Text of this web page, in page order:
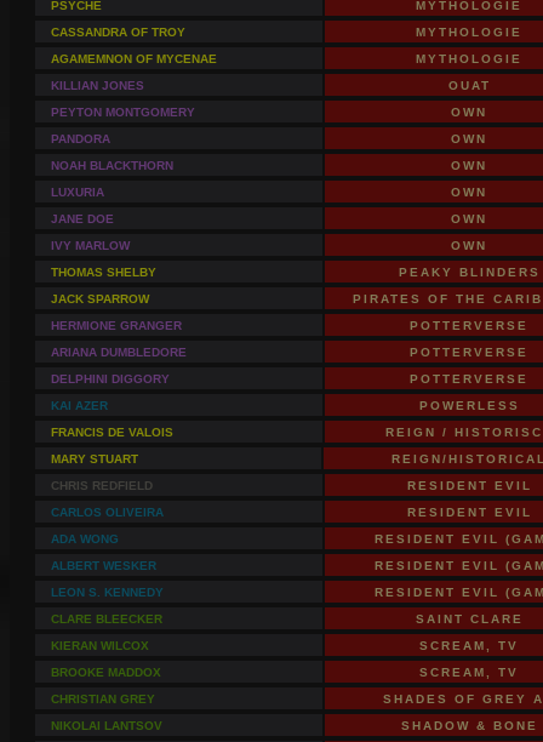
PSYCHE
MYTHOLOGIE
CASSANDRA OF TROY
MYTHOLOGIE
AGAMEMNON OF MYCENAE
MYTHOLOGIE
KILLIAN JONES
OUAT
PEYTON MONTGOMERY
OWN
PANDORA
OWN
NOAH BLACKTHORN
OWN
LUXURIA
OWN
JANE DOE
OWN
IVY MARLOW
OWN
THOMAS SHELBY
PEAKY BLINDERS
JACK SPARROW
PIRATES OF THE
HERMIONE GRANGER
POTTERVERSE
ARIANA DUMBLEDORE
POTTERVERSE
DELPHINI DIGGORY
POTTERVERSE
KAI AZER
POWERLESS
FRANCIS DE VALOIS
REIGN /
MARY STUART
REIGN/
CHRIS REDFIELD
RESIDENT EVIL
CARLOS OLIVEIRA
RESIDENT EVIL
ADA WONG
RESIDENT EVIL
ALBERT WESKER
RESIDENT EVIL
LEON S. KENNEDY
RESIDENT EVIL
CLARE BLEECKER
SAINT CLARE
KIERAN WILCOX
SCREAM, TV
BROOKE MADDOX
SCREAM, TV
CHRISTIAN GREY
SHADES OF GREY
NIKOLAI LANTSOV
SHADOW & BONE